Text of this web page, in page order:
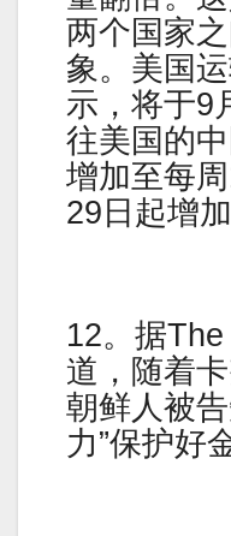
两个国家
象。美国
示，将于9
往美国的
增加至每
29日起增
12。据
道，随着
朝鲜人被
力”保护好